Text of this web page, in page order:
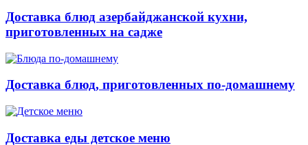
Доставка блюд азербайджанской кухни,
приготовленных на садже
Доставка блюд, приготовленных по-домашнему
Доставка еды детское меню